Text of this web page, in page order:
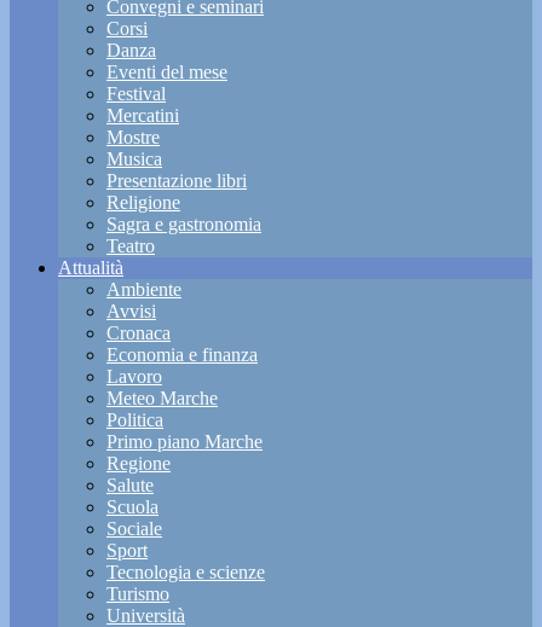
Convegni e seminari
Corsi
Danza
Eventi del mese
Festival
Mercatini
Mostre
Musica
Presentazione libri
Religione
Sagra e gastronomia
Teatro
Attualità
Ambiente
Avvisi
Cronaca
Economia e finanza
Lavoro
Meteo Marche
Politica
Primo piano Marche
Regione
Salute
Scuola
Sociale
Sport
Tecnologia e scienze
Turismo
Università